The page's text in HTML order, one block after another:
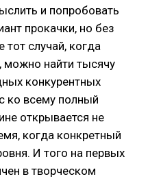
и попробовать
прокачки, но без
тот случай, когда
можно найти тысячу
конкурентных
ко всему полный
открывается не
когда конкретный
И того на первых
в творческом